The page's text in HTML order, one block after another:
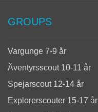
GROUPS
Vargunge 7-9 år
Äventyrsscout 10-11 år
Spejarscout 12-14 år
Explorerscouter 15-17 år